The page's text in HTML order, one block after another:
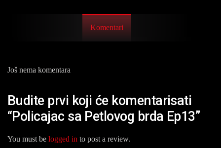
Komentari
Još nema komentara
Budite prvi koji će komentarisati
“Policajac sa Petlovog brda Ep13”
You must be logged in to post a review.